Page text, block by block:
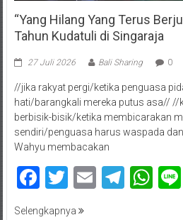
“Yang Hilang Yang Terus
Tahun Kudatuli di Singaraja
27 Juli 2026 Bali Sharing 0
//jika rakyat pergi/ketika penguasa
hati/barangkali mereka putus asa//
berbisik-bisik/ketika membicarakan
sendiri/penguasa harus waspada
Wahyu membacakan
Facebook
Twitter
Email
Selengkapnya